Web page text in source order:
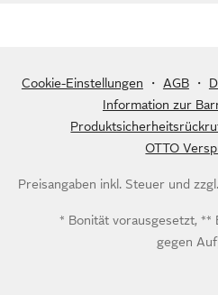
Cookie-Einstellungen ・ AGB ・
Information zur
OTTO
Preisangaben inkl. Steuer und zzgl.
* Bonität vorausgesetzt, **
gegen